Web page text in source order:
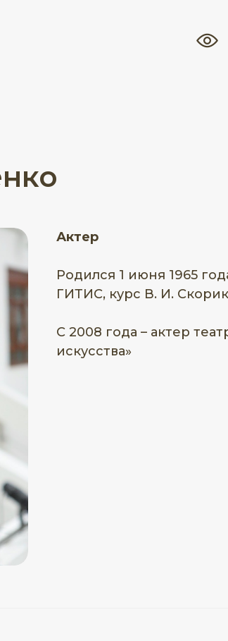
Актер
Родился 1 июня 1965
ГИТИС, курс В. И.
С 2008 года – актер
искусства»